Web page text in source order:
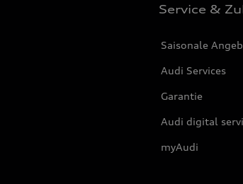
Service &
Saisonale
Audi Services
Garantie
Audi digital
myAudi